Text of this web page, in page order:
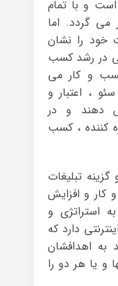
و با تمام
گردد. اما
خود را نشان
در رشد کسب
و کار می
، اعتبار و
دهند و در
کننده ، کسب
تبلیغات
و افزایش
استراتژی و
دارد که
به اهدافشان
و یا هر دو را